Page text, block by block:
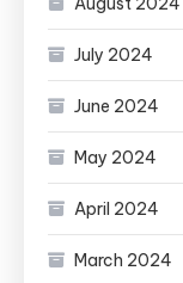
July 2024
June 2024
May 2024
April 2024
March 2024